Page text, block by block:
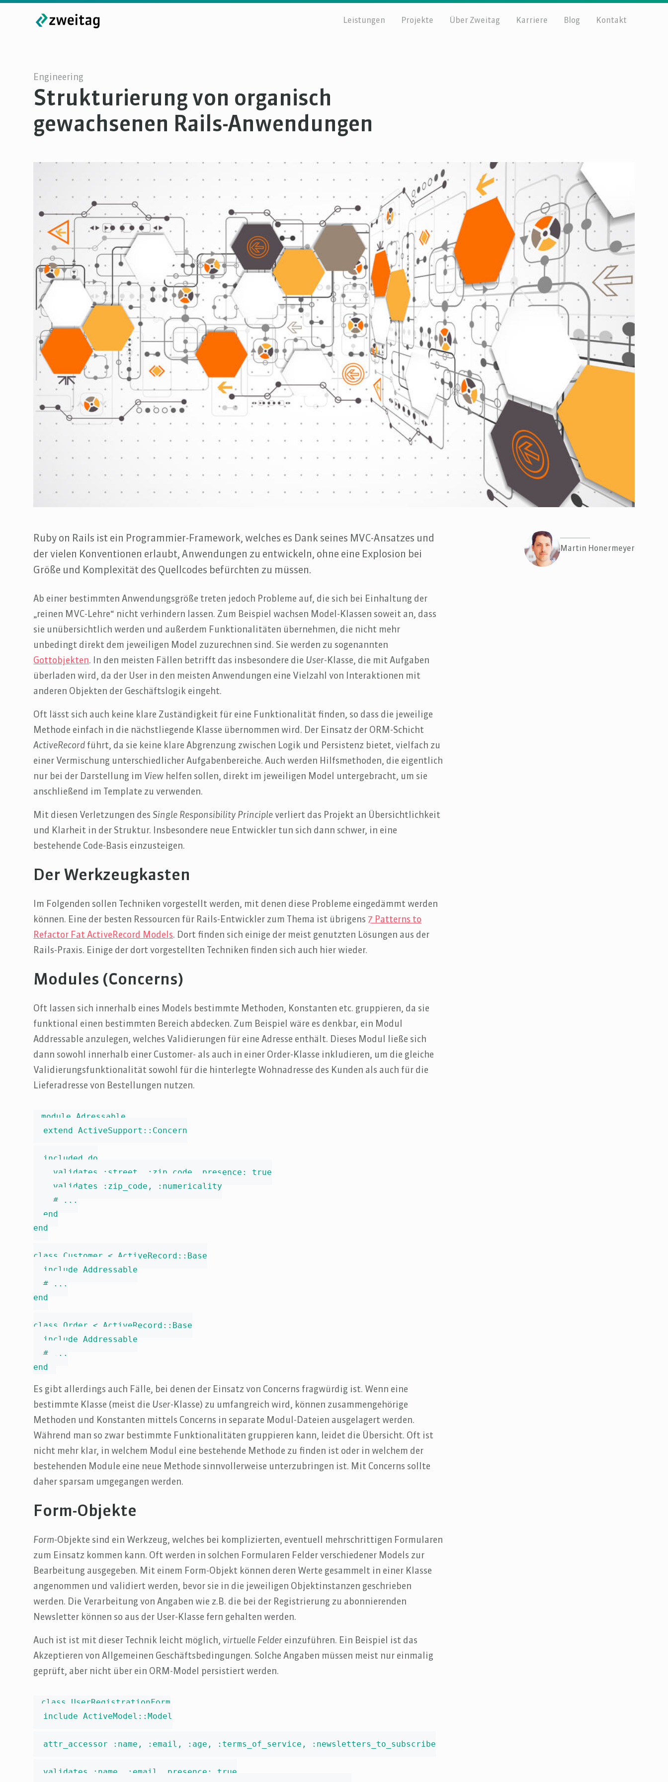
Leistungen Projekte Über Zweitag Karriere Blog Kontakt
Engineering
Strukturierung von organisch
gewachsenen Rails-Anwendungen
Ruby on Rails ist ein Programmier-Framework, welches es Dank seines MVC-Ansatzes und
der vielen Konventionen erlaubt, Anwendungen zu entwickeln, ohne eine Explosion bei
Größe und Komplexität des Quellcodes befürchten zu müssen.
Ab einer bestimmten Anwendungsgröße treten jedoch Probleme auf, die sich bei Einhaltung der
„reinen MVC-Lehre“ nicht verhindern lassen. Zum Beispiel wachsen Model-Klassen soweit an, dass
sie unübersichtlich werden und außerdem Funktionalitäten übernehmen, die nicht mehr
unbedingt direkt dem jeweiligen Model zuzurechnen sind. Sie werden zu sogenannten
Gottobjekten. In den meisten Fällen betrifft das insbesondere die User-Klasse, die mit Aufgaben
überladen wird, da der User in den meisten Anwendungen eine Vielzahl von Interaktionen mit
anderen Objekten der Geschäftslogik eingeht.
Oft lässt sich auch keine klare Zuständigkeit für eine Funktionalität finden, so dass die jeweilige
Methode einfach in die nächstliegende Klasse übernommen wird. Der Einsatz der ORM-Schicht
ActiveRecord führt, da sie keine klare Abgrenzung zwischen Logik und Persistenz bietet, vielfach zu
einer Vermischung unterschiedlicher Aufgabenbereiche. Auch werden Hilfsmethoden, die eigentlich
nur bei der Darstellung im View helfen sollen, direkt im jeweiligen Model untergebracht, um sie
anschließend im Template zu verwenden.
Mit diesen Verletzungen des Single Responsibility Principle verliert das Projekt an Übersichtlichkeit
und Klarheit in der Struktur. Insbesondere neue Entwickler tun sich dann schwer, in eine
bestehende Code-Basis einzusteigen.
Der Werkzeugkasten
Im Folgenden sollen Techniken vorgestellt werden, mit denen diese Probleme eingedämmt werden
können. Eine der besten Ressourcen für Rails-Entwickler zum Thema ist übrigens 7 Patterns to
Refactor Fat ActiveRecord Models. Dort finden sich einige der meist genutzten Lösungen aus der
Rails-Praxis. Einige der dort vorgestellten Techniken finden sich auch hier wieder.
Modules (Concerns)
Oft lassen sich innerhalb eines Models bestimmte Methoden, Konstanten etc. gruppieren, da sie
funktional einen bestimmten Bereich abdecken. Zum Beispiel wäre es denkbar, ein Modul
Addressable anzulegen, welches Validierungen für eine Adresse enthält. Dieses Modul ließe sich
dann sowohl innerhalb einer Customer- als auch in einer Order-Klasse inkludieren, um die gleiche
Validierungsfunktionalität sowohl für die hinterlegte Wohnadresse des Kunden als auch für die
Lieferadresse von Bestellungen nutzen.
module Adressable
  extend ActiveSupport::Concern
  included do
    validates :street, :zip_code, presence: true
    validates :zip_code, :numericality
    # ...
  end
end
class Customer < ActiveRecord::Base
  include Addressable
  # ...
end
class Order < ActiveRecord::Base
  include Addressable
  # ...
end
Es gibt allerdings auch Fälle, bei denen der Einsatz von Concerns fragwürdig ist. Wenn eine
bestimmte Klasse (meist die User-Klasse) zu umfangreich wird, können zusammengehörige
Methoden und Konstanten mittels Concerns in separate Modul-Dateien ausgelagert werden.
Während man so zwar bestimmte Funktionalitäten gruppieren kann, leidet die Übersicht. Oft ist
nicht mehr klar, in welchem Modul eine bestehende Methode zu finden ist oder in welchem der
bestehenden Module eine neue Methode sinnvollerweise unterzubringen ist. Mit Concerns sollte
daher sparsam umgegangen werden.
Form-Objekte
Form-Objekte sind ein Werkzeug, welches bei komplizierten, eventuell mehrschrittigen Formularen
zum Einsatz kommen kann. Oft werden in solchen Formularen Felder verschiedener Models zur
Bearbeitung ausgegeben. Mit einem Form-Objekt können deren Werte gesammelt in einer Klasse
angenommen und validiert werden, bevor sie in die jeweiligen Objektinstanzen geschrieben
werden. Die Verarbeitung von Angaben wie z.B. die bei der Registrierung zu abonnierenden
Newsletter können so aus der User-Klasse fern gehalten werden.
Auch ist ist mit dieser Technik leicht möglich, virtuelle Felder einzuführen. Ein Beispiel ist das
Akzeptieren von Allgemeinen Geschäftsbedingungen. Solche Angaben müssen meist nur einmalig
geprüft, aber nicht über ein ORM-Model persistiert werden.
class UserRegistrationForm
  include ActiveModel::Model
  attr_accessor :name, :email, :age, :terms_of_service, :newsletters_to_subscribe
  validates :name, :email, presence: true
Martin Honermeyer